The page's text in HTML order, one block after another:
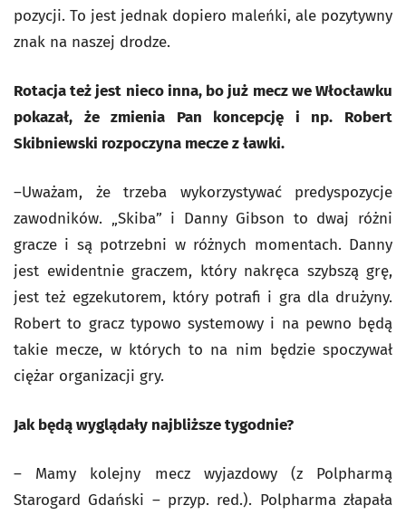
pozycji. To jest jednak dopiero maleńki, ale pozytywny
znak na naszej drodze.
Rotacja też jest nieco inna, bo już mecz we Włocławku
pokazał, że zmienia Pan koncepcję i np. Robert
Skibniewski rozpoczyna mecze z ławki.
–Uważam, że trzeba wykorzystywać predyspozycje
zawodników. „Skiba” i Danny Gibson to dwaj różni
gracze i są potrzebni w różnych momentach. Danny
jest ewidentnie graczem, który nakręca szybszą grę,
jest też egzekutorem, który potrafi i gra dla drużyny.
Robert to gracz typowo systemowy i na pewno będą
takie mecze, w których to na nim będzie spoczywał
ciężar organizacji gry.
Jak będą wyglądały najbliższe tygodnie?
– Mamy kolejny mecz wyjazdowy (z Polpharmą
Starogard Gdański – przyp. red.). Polpharma złapała